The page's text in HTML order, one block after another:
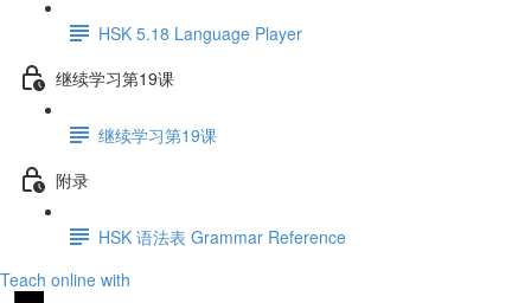
HSK 5.18 Language Player
继续学习第19课
继续学习第19课
附录
HSK 语法表 Grammar Reference
Teach online with